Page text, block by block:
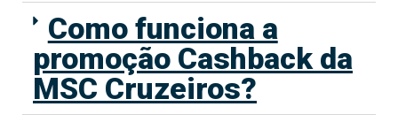
Como funciona a
promoção Cashback da
MSC Cruzeiros?